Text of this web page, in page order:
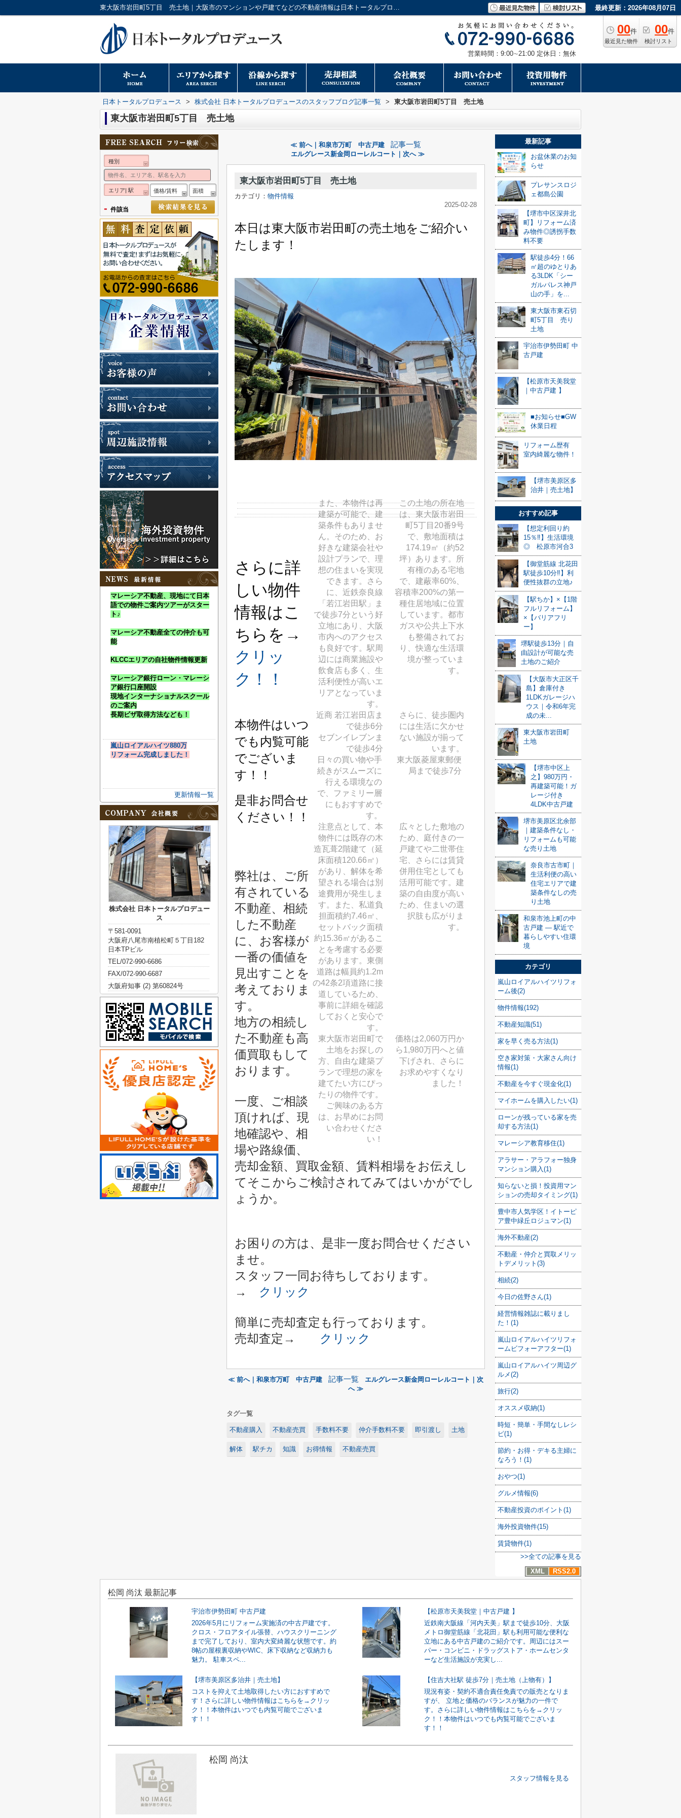
東大阪市岩田町5丁目 売土地｜大阪市のマンションや戸建てなどの不動産情報は日本トータルプロデュースへ 最終更新：2026年08月07日
00件
最近見た物件
00件
検討リスト
営業時間：9:00∼21:00 定休日：無休
日本トータルプロデュース > 株式会社 日本トータルプロデュースのスタッフブログ記事一覧 > 東大阪市岩田町5丁目 売土地
東大阪市岩田町5丁目 売土地
≪ 前へ｜和泉市万町 中古戸建 記事一覧
エルグレース新金岡ローレルコート｜次へ ≫
東大阪市岩田町5丁目 売土地
カテゴリ： 物件情報
2025-02-28
本日は東大阪市岩田町の売土地をご紹介い
たします！
この土地の所在地
は、東大阪市岩田
町5丁目20番9号
で、敷地面積は
174.19㎡（約52
坪）あります。所
有権のある宅地
で、建蔽率60%、
容積率200%の第一
種住居地域に位置
しています。都市
ガスや公共上下水
も整備されてお
り、快適な生活環
境が整っていま
す。
また、本物件は再
建築が可能で、建
築条件もありませ
ん。そのため、お
好きな建築会社や
設計プランで、理
想の住まいを実現
できます。さら
に、近鉄奈良線
「若江岩田駅」ま
で徒歩7分という好
立地にあり、大阪
市内へのアクセス
も良好です。駅周
辺には商業施設や
飲食店も多く、生
活利便性が高いエ
リアとなっていま
す。
さらに、徒歩圏内
には生活に欠かせ
ない施設が揃って
います。
近商 若江岩田店ま
で徒歩6分
セブンイレブンま
で徒歩4分
東大阪菱屋東郵便
局まで徒歩7分
日々の買い物や手
続きがスムーズに
行える環境なの
で、ファミリー層
にもおすすめで
す。
広々とした敷地の
ため、庭付きの一
戸建てや二世帯住
宅、さらには賃貸
併用住宅としても
活用可能です。建
築の自由度が高い
ため、住まいの選
択肢も広がりま
す。
注意点として、本
物件には既存の木
造瓦葺2階建て（延
床面積120.66㎡）
があり、解体を希
望される場合は別
途費用が発生しま
す。また、私道負
担面積約7.46㎡、
セットバック面積
約15.36㎡があるこ
とを考慮する必要
があります。東側
道路は幅員約1.2m
の42条2項道路に接
道しているため、
事前に詳細を確認
しておくと安心で
す。
価格は2,060万円か
ら1,980万円へと値
下げされ、さらに
お求めやすくなり
ました！
東大阪市岩田町で
土地をお探しの
方、自由な建築プ
ランで理想の家を
建てたい方にぴっ
たりの物件です。
ご興味のある方
は、お早めにお問
い合わせくださ
い！
さらに詳
しい物件
情報はこ
ちらを→
クリッ
ク！！
本物件はいつ
でも内覧可能
でございま
す！！
是非お問合せ
ください！！
弊社は、ご所
有されている
不動産、相続
した不動産
に、お客様が
一番の価値を
見出すことを
考えておりま
す。
地方の相続し
た不動産も高
価買取もして
おります。
一度、ご相談
頂ければ、現
地確認や、相
場や路線価、
売却金額、買取金額、賃料相場をお伝えし
てそこからご検討されてみてはいかがでし
ょうか。
お困りの方は、是非一度お問合せください
ませ。
スタッフ一同お待ちしております。
→ クリック
簡単に売却査定も行っております。
売却査定→
クリック
≪ 前へ｜和泉市万町 中古戸建 記事一覧
エルグレース新金岡ローレルコート｜次
へ ≫
タグ一覧
不動産購入 不動産売買 手数料不要 仲介手数料不要 即引渡し 土地
解体 駅チカ 知識 お得情報 不動産売買
最新記事
お盆休業のお知
らせ
プレサンスロジ
ェ都島公園
【堺市中区深井北
町】リフォーム済
み物件◎誘拐手数
料不要
駅徒歩4分！66
㎡超のゆとりあ
る3LDK「シー
ガルパレス神戸
山の手」を...
東大阪市東石切
町5丁目 売り
土地
宇治市伊勢田町 中
古戸建
【松原市天美我堂
｜中古戸建 】
■お知らせ■GW
休業日程
リフォーム歴有
室内綺麗な物件！
【堺市美原区多
治井｜売土地】
おすすめ記事
【想定利回り約
15％‼】生活環境
◎ 松原市河合3
【御堂筋線 北花田
駅徒歩10分‼】利
便性抜群の立地♪
【駅ちか】×【1階
フルリフォーム】
×【バリアフリ
ー】
堺駅徒歩13分｜自
由設計が可能な売
土地のご紹介
【大阪市大正区千
島】倉庫付き
1LDKガレージハ
ウス｜令和6年完
成の未...
東大阪市岩田町
土地
【堺市中区上
之】980万円・
再建築可能！ガ
レージ付き
4LDK中古戸建
堺市美原区北余部
｜建築条件なし・
リフォームも可能
な売り土地
奈良市古市町｜
生活利便の高い
住宅エリアで建
築条件なしの売
り土地
和泉市池上町の中
古戸建 — 駅近で
暮らしやすい住環
境
カテゴリ
嵐山ロイアルハイツリフォ
ーム後(2)
物件情報(192)
不動産知識(51)
家を早く売る方法(1)
空き家対策・大家さん向け
情報(1)
不動産を今すぐ現金化(1)
マイホームを購入したい(1)
ローンが残っている家を売
却する方法(1)
マレーシア教育移住(1)
アラサー・アラフォー独身
マンション購入(1)
知らないと損！投資用マン
ションの売却タイミング(1)
豊中市人気学区！イトーピ
ア豊中緑丘ロジュマン(1)
海外不動産(2)
不動産・仲介と買取メリッ
トデメリット(3)
相続(2)
今日の佐野さん(1)
経営情報雑誌に載りまし
た！(1)
嵐山ロイアルハイツリフォ
ームビフォーアフター(1)
嵐山ロイアルハイツ周辺グ
ルメ(2)
旅行(2)
オススメ収納(1)
時短・簡単・手間なしレシ
ピ(1)
節約・お得・デキる主婦に
なろう！(1)
おやつ(1)
グルメ情報(6)
不動産投資のポイント(1)
海外投資物件(15)
賃貸物件(1)
>>全ての記事を見る
XML
RSS2.0
種別
エリア| 駅 価格/賃料 面積
- 件該当
マレーシア不動産、現地にて日本
語での物件ご案内ツアーがスター
ト♪
マレーシア不動産全ての仲介も可
能
KLCCエリアの自社物件情報更新
マレーシア銀行ローン・マレーシ
ア銀行口座開設
現地インターナショナルスクール
のご案内
長期ビザ取得方法なども！
嵐山ロイアルハイツ880万
リフォーム完成しました！
更新情報一覧
株式会社 日本トータルプロデュー
ス
〒581-0091
大阪府八尾市南植松町５丁目182
日本TPビル
TEL/072-990-6686
FAX/072-990-6687
大阪府知事 (2) 第60824号
松岡 尚汰 最新記事
宇治市伊勢田町 中古戸建
2026年5月にリフォーム実施済の中古戸建です。
クロス・フロアタイル張替、ハウスクリーニング
まで完了しており、室内大変綺麗な状態です。約
8帖の屋根裏収納やWIC、床下収納など収納力も
魅力。 駐車スペ...
【松原市天美我堂｜中古戸建 】
近鉄南大阪線「河内天美」駅まで徒歩10分、大阪
メトロ御堂筋線「北花田」駅も利用可能な便利な
立地にある中古戸建のご紹介です。周辺にはスー
パー・コンビニ・ドラッグストア・ホームセンタ
ーなど生活施設が充実し...
【堺市美原区多治井｜売土地】
コストを抑えて土地取得したい方におすすめで
す！さらに詳しい物件情報はこちらを→クリッ
ク！！本物件はいつでも内覧可能でございま
す！！
【住吉大社駅 徒歩7分｜売土地（上物有）】
現況有姿・契約不適合責任免責での販売となりま
すが、 立地と価格のバランスが魅力の一件で
す。さらに詳しい物件情報はこちらを→クリッ
ク！！本物件はいつでも内覧可能でございま
す！！
松岡 尚汰
スタッフ情報を見る